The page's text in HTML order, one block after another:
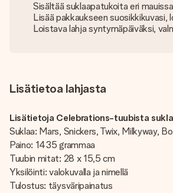
Sisältää suklaapatukoita eri
Lisää pakkaukseen suosikkikuvasi,
Loistava lahja syntymäpäiväksi,
Lisätietoa lahjasta
Lisätietoja Celebrations-tuubista
Suklaa: Mars, Snickers, Twix, Milkyway,
Paino: 1435 grammaa
Tuubin mitat: 28 x 15,5 cm
Yksilöinti: valokuvalla ja nimellä
Tulostus: täysväripainatus